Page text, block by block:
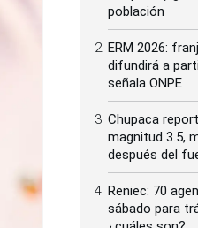
población
ERM 2026:
difundirá a
señala ONPE
Chupaca
magnitud 3.5,
después del
Reniec: 70
sábado para